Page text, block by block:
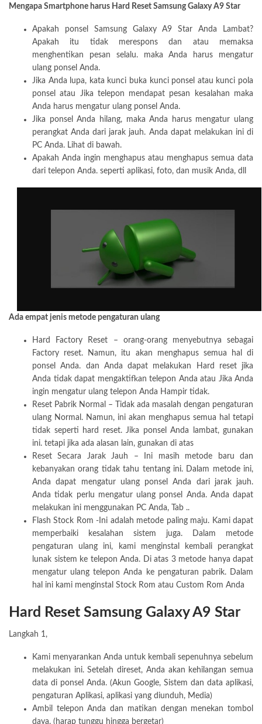
Mengapa Smartphone harus Hard Reset Samsung Galaxy A9 Star
Apakah ponsel Samsung Galaxy A9 Star Anda Lambat?
Apakah itu tidak merespons dan atau memaksa
menghentikan pesan selalu. maka Anda harus mengatur
ulang ponsel Anda.
Jika Anda lupa, kata kunci buka kunci ponsel atau kunci pola
ponsel atau Jika telepon mendapat pesan kesalahan maka
Anda harus mengatur ulang ponsel Anda.
Jika ponsel Anda hilang, maka Anda harus mengatur ulang
perangkat Anda dari jarak jauh. Anda dapat melakukan ini di
PC Anda. Lihat di bawah.
Apakah Anda ingin menghapus atau menghapus semua data
dari telepon Anda. seperti aplikasi, foto, dan musik Anda, dll
Ada empat jenis metode pengaturan ulang
Hard Factory Reset – orang-orang menyebutnya sebagai
Factory reset. Namun, itu akan menghapus semua hal di
ponsel Anda. dan Anda dapat melakukan Hard reset jika
Anda tidak dapat mengaktifkan telepon Anda atau Jika Anda
ingin mengatur ulang telepon Anda Hampir tidak.
Reset Pabrik Normal – Tidak ada masalah dengan pengaturan
ulang Normal. Namun, ini akan menghapus semua hal tetapi
tidak seperti hard reset. Jika ponsel Anda lambat, gunakan
ini. tetapi jika ada alasan lain, gunakan di atas
Reset Secara Jarak Jauh – Ini masih metode baru dan
kebanyakan orang tidak tahu tentang ini. Dalam metode ini,
Anda dapat mengatur ulang ponsel Anda dari jarak jauh.
Anda tidak perlu mengatur ulang ponsel Anda. Anda dapat
melakukan ini menggunakan PC Anda, Tab ..
Flash Stock Rom -Ini adalah metode paling maju. Kami dapat
memperbaiki kesalahan sistem juga. Dalam metode
pengaturan ulang ini, kami menginstal kembali perangkat
lunak sistem ke telepon Anda. Di atas 3 metode hanya dapat
mengatur ulang telepon Anda ke pengaturan pabrik. Dalam
hal ini kami menginstal Stock Rom atau Custom Rom Anda
Hard Reset Samsung Galaxy A9 Star
Langkah 1,
Kami menyarankan Anda untuk kembali sepenuhnya sebelum
melakukan ini. Setelah direset, Anda akan kehilangan semua
data di ponsel Anda. (Akun Google, Sistem dan data aplikasi,
pengaturan Aplikasi, aplikasi yang diunduh, Media)
Ambil telepon Anda dan matikan dengan menekan tombol
daya. (harap tunggu hingga bergetar)